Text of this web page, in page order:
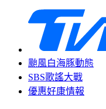
颱風白海豚動態
SBS歌謠大戰
優惠好康情報